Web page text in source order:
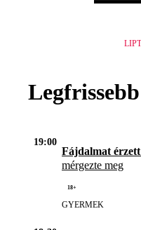
Legfrissebb
19:00
Fájdalmat érzett
mérgezte meg
18+
GYERMEK